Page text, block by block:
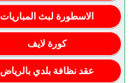
الاسطورة لبث المباريات
كورة لايف
عقد نظافة بلدي بالرياض